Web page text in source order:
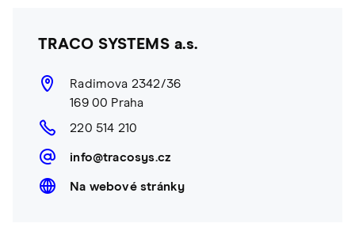
TRACO SYSTEMS a.s.
Radimova 2342/36
169 00 Praha
220 514 210
info@tracosys.cz
Na webové stránky